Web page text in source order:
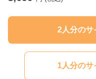
2人分のサ
1人分のサ